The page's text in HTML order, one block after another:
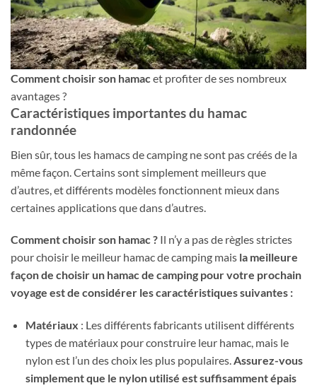
Comment choisir son hamacet profiter de ses nombreux
avantages ?
Caractéristiques importantes du hamac
randonnée
Bien sûr, tous les hamacs de camping ne sont pas créés de la
même façon. Certains sont simplement meilleurs que
d’autres, et différents modèles fonctionnent mieux dans
certaines applications que dans d’autres.
Comment choisir son hamac ? Il n’y a pas de règles strictes
pour choisir le meilleur hamac de camping mais la meilleure
façon de choisir un hamac de camping pour votre prochain
voyage est de considérer les caractéristiques suivantes :
Matériaux : Les différents fabricants utilisent différents
types de matériaux pour construire leur hamac, mais le
nylon est l’un des choix les plus populaires.Assurez-vous
simplement que le nylon utilisé est suffisamment épais